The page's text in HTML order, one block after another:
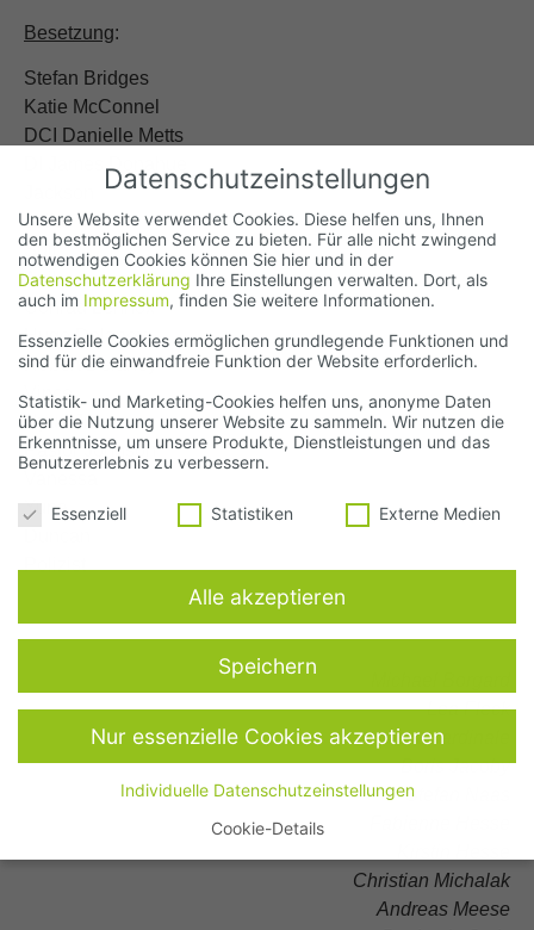
Besetzung:
Stefan Bridges
Katie McConnel
DCI Danielle Metts
DI James Donahue
Leila
Suji
Anil
Conrad Lennox
Hugo Delaney
Robert Delaney
Vince
Hyun Jin
Pastor Johnson
Yuna
Lea Fleck
Lisa Cardinale
Boris Jacoby
Stefan Naas
Christian Michalak
Andreas Meese
Datenschutzeinstellungen
Unsere Website verwendet Cookies. Diese helfen uns, Ihnen
den bestmöglichen Service zu bieten. Für alle nicht zwingend
notwendigen Cookies können Sie hier und in der
Datenschutzerklärung Ihre Einstellungen verwalten. Dort, als
auch im Impressum, finden Sie weitere Informationen.
Essenzielle Cookies ermöglichen grundlegende Funktionen und
sind für die einwandfreie Funktion der Website erforderlich.
Statistik- und Marketing-Cookies helfen uns, anonyme Daten
über die Nutzung unserer Website zu sammeln. Wir nutzen die
Erkenntnisse, um unsere Produkte, Dienstleistungen und das
Benutzererlebnis zu verbessern.
Essenziell
Statistiken Externe Medien
Alle akzeptieren
Speichern
Nur essenzielle Cookies akzeptieren
Individuelle Datenschutzeinstellungen
Cookie-Details
Datenschutzeinstellungen
Hier finden Sie eine Übersicht über alle verwendeten Cookies.
Sie können Ihre Einwilligung zu ganzen Kategorien geben oder